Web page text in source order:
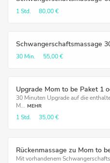
1 Std. 80,00 €
Schwangerschaftsmassage
30 Min. 55,00 €
Upgrade Mom to be Paket 1
30 Minuten Upgrade auf die
M... MEHR
1 Std. 35,00 €
Rückenmassage zu Mom to
Mit vorhandenem